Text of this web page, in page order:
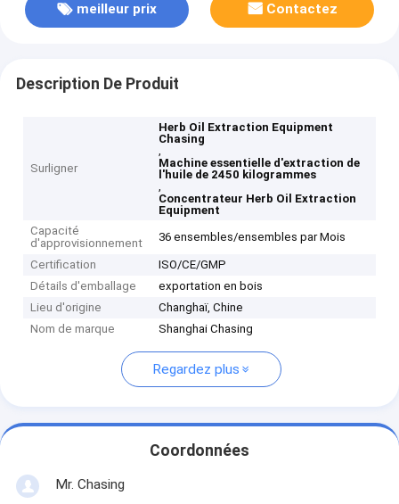
meilleur prix Contactez
Description De Produit
Surligner
Herb Oil Extraction Equipment
Chasing
,
Machine essentielle d'extraction de
l'huile de 2450 kilogrammes
,
Concentrateur Herb Oil Extraction
Equipment
Capacité
d'approvisionnement
36 ensembles/ensembles par Mois
Certification
ISO/CE/GMP
Détails d'emballage
exportation en bois
Lieu d'origine
Changhaï, Chine
Nom de marque
Shanghai Chasing
Regardez plus
Coordonnées
Mr. Chasing